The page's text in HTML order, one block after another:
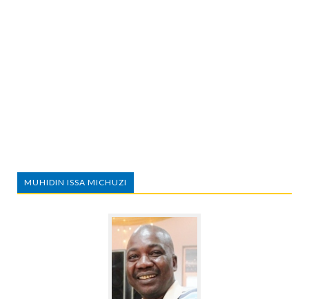
MUHIDIN ISSA MICHUZI